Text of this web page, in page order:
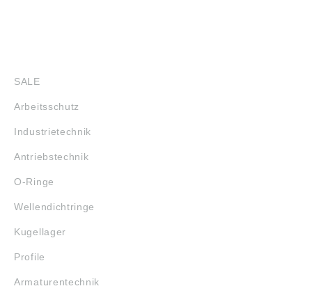
SALE
Arbeitsschutz
Industrietechnik
Antriebstechnik
O-Ringe
Wellendichtringe
Kugellager
Profile
Armaturentechnik